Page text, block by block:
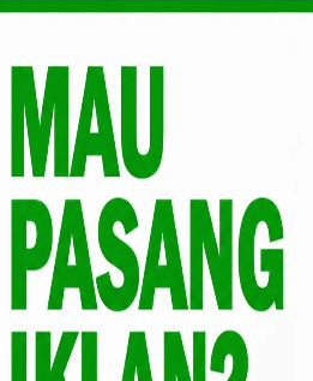
meningkatkan pemahaman
kesempatan keterlibatan
ekosistemnya.
Terpilih Sebagai Anggota DPD RI
Hak-hak Masyarakat Riau
Eksekutif Belantara
ini dilakukan untuk memperkuat
muda akan pentingnya